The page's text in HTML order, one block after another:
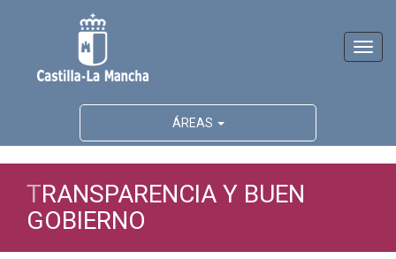
ÁREAS
TRANSPARENCIA Y BUEN
GOBIERNO